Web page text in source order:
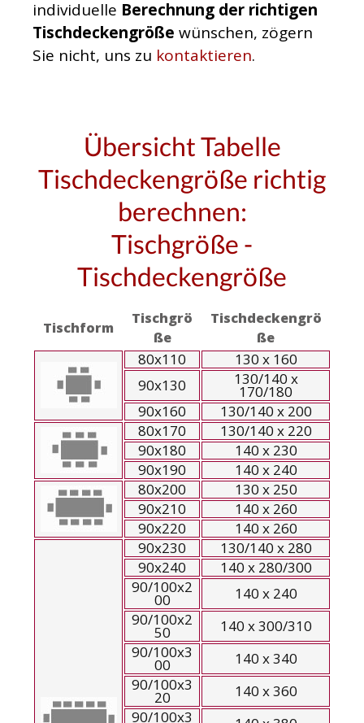
individuelle Berechnung der richtigen
Tischdeckengröße wünschen, zögern
Sie nicht, uns zu kontaktieren.
Übersicht Tabelle
Tischdeckengröße richtig
berechnen:
Tischgröße -
Tischdeckengröße
Tischform
Tischgrö
ße
Tischdeckengrö
ße
80x110
130 x 160
90x130
130/140 x
170/180
90x160
130/140 x 200
80x170
130/140 x 220
90x180
140 x 230
90x190
140 x 240
80x200
130 x 250
90x210
140 x 260
90x220
140 x 260
90x230
130/140 x 280
90x240
140 x 280/300
90/100x2
00
140 x 240
90/100x2
50
140 x 300/310
90/100x3
00
140 x 340
90/100x3
20
140 x 360
90/100x3